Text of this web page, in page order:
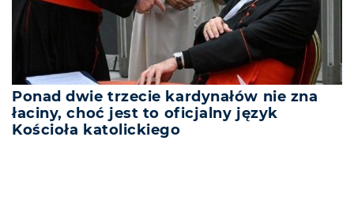
Ponad dwie trzecie kardynałów nie zna
łaciny, choć jest to oficjalny język
Kościoła katolickiego